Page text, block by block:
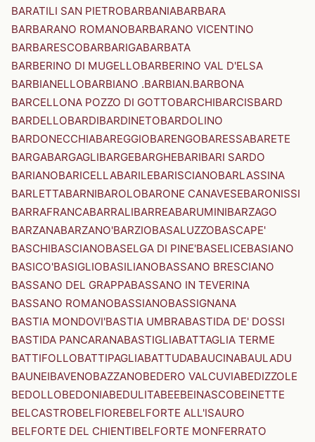
BARATILI SAN PIETROBARBANIABARBARA
BARBARANO ROMANOBARBARANO VICENTINO
BARBARESCOBARBARIGABARBATA
BARBERINO DI MUGELLOBARBERINO VAL D'ELSA
BARBIANELLOBARBIANO .BARBIAN.BARBONA
BARCELLONA POZZO DI GOTTOBARCHIBARCISBARD
BARDELLOBARDIBARDINETOBARDOLINO
BARDONECCHIABAREGGIOBARENGOBARESSABARETE
BARGABARGAGLIBARGEBARGHEBARIBARI SARDO
BARIANOBARICELLABARILEBARISCIANOBARLASSINA
BARLETTABARNIBAROLOBARONE CANAVESEBARONISSI
BARRAFRANCABARRALIBARREABARUMINIBARZAGO
BARZANABARZANO'BARZIOBASALUZZOBASCAPE'
BASCHIBASCIANOBASELGA DI PINE'BASELICEBASIANO
BASICO'BASIGLIOBASILIANOBASSANO BRESCIANO
BASSANO DEL GRAPPABASSANO IN TEVERINA
BASSANO ROMANOBASSIANOBASSIGNANA
BASTIA MONDOVI'BASTIA UMBRABASTIDA DE' DOSSI
BASTIDA PANCARANABASTIGLIABATTAGLIA TERME
BATTIFOLLOBATTIPAGLIABATTUDABAUCINABAULADU
BAUNEIBAVENOBAZZANOBEDERO VALCUVIABEDIZZOLE
BEDOLLOBEDONIABEDULITABEEBEINASCOBEINETTE
BELCASTROBELFIOREBELFORTE ALL'ISAURO
BELFORTE DEL CHIENTIBELFORTE MONFERRATO